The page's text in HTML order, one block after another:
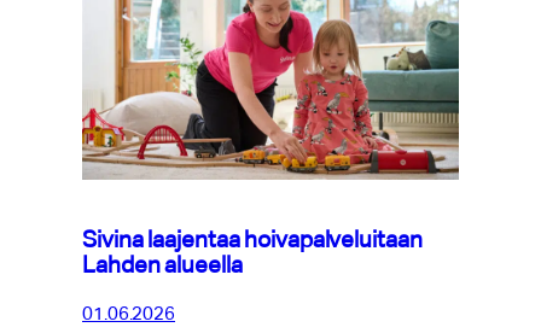
Sivina laajentaa hoivapalveluitaan
Lahden alueella
01.06.2026